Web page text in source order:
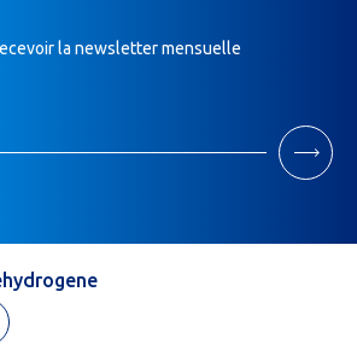
la newsletter mensuelle